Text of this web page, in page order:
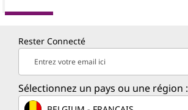
Rester Connecté
Entrez votre email ici
Sélectionnez un pays ou une région :